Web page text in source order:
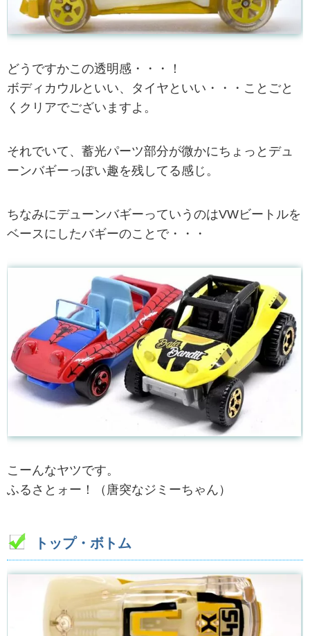
どうですかこの透明感・・・！
ボディカウルといい、タイヤといい・・・ことごと
くクリアでございますよ。
それでいて、蓄光パーツ部分が微かにちょっとデュ
ーンバギーっぽい趣を残してる感じ。
ちなみにデューンバギーっていうのはVWビートルを
ベースにしたバギーのことで・・・
こーんなヤツです。
ふるさとォー！（唐突なジミーちゃん）
トップ・ボトム